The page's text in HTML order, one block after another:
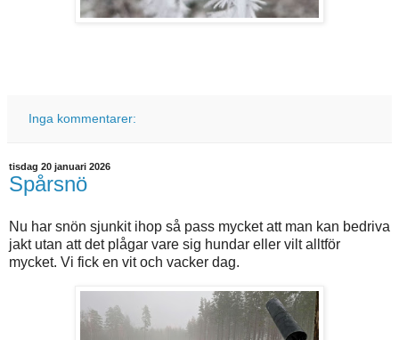
Inga kommentarer:
tisdag 20 januari 2026
Spårsnö
Nu har snön sjunkit ihop så pass mycket att man kan bedriva
jakt utan att det plågar vare sig hundar eller vilt alltför
mycket. Vi fick en vit och vacker dag.